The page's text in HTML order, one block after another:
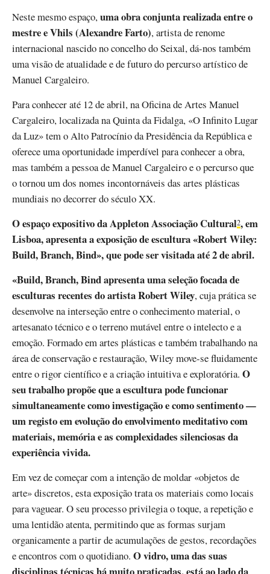
Neste mesmo espaço,uma obra conjunta realizada entre o
mestre e Vhils (Alexandre Farto), artista de renome
internacional nascido no concelho do Seixal, dá-nos também
uma visão de atualidade e de futuro do percurso artístico de
Manuel Cargaleiro.
Para conhecer até 12 de abril, na Oficina de Artes Manuel
Cargaleiro, localizada na Quinta da Fidalga, «O Infinito Lugar
da Luz» tem o Alto Patrocínio da Presidência da República e
oferece uma oportunidade imperdível para conhecer a obra,
mas também a pessoa de Manuel Cargaleiro e o percurso que
o tornou um dos nomes incontornáveis das artes plásticas
mundiais no decorrer do século XX.
O espaço expositivo da Appleton Associação Cultural2, em
Lisboa, apresenta a exposição de escultura «Robert Wiley:
Build, Branch, Bind», que pode ser visitada até 2 de abril.
«Build, Branch, Bind apresenta uma seleção focada de
esculturas recentes do artista Robert Wiley, cuja prática se
desenvolve na interseção entre o conhecimento material, o
artesanato técnico e o terreno mutável entre o intelecto e a
emoção. Formado em artes plásticas e também trabalhando na
área de conservação e restauração, Wiley move-se fluidamente
entre o rigor científico e a criação intuitiva e exploratória. O
seu trabalho propõe que a escultura pode funcionar
simultaneamente como investigação e como sentimento —
um registo em evolução do envolvimento meditativo com
materiais, memória e as complexidades silenciosas da
experiência vivida.
Em vez de começar com a intenção de moldar «objetos de
arte» discretos, esta exposição trata os materiais como locais
para vaguear. O seu processo privilegia o toque, a repetição e
uma lentidão atenta, permitindo que as formas surjam
organicamente a partir de acumulações de gestos, recordações
e encontros com o quotidiano. O vidro, uma das suas